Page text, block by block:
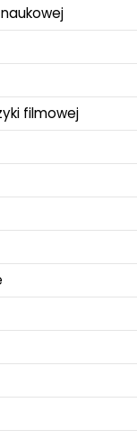
filmowej